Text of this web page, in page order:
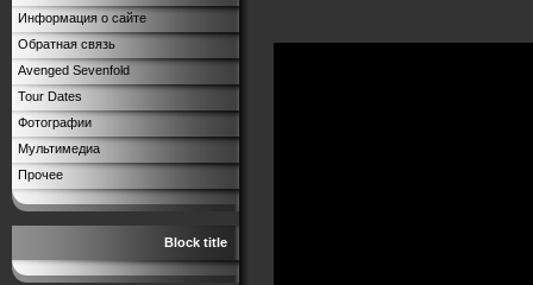
Информация о сайте
Обратная связь
Avenged Sevenfold
Tour Dates
Фотографии
Мультимедиа
Прочее
Block title